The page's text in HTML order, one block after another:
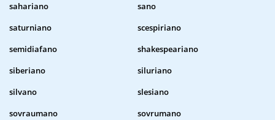
sahariano
sano
saturniano
scespiriano
semidiafano
shakespeariano
siberiano
siluriano
silvano
slesiano
sovraumano
sovrumano